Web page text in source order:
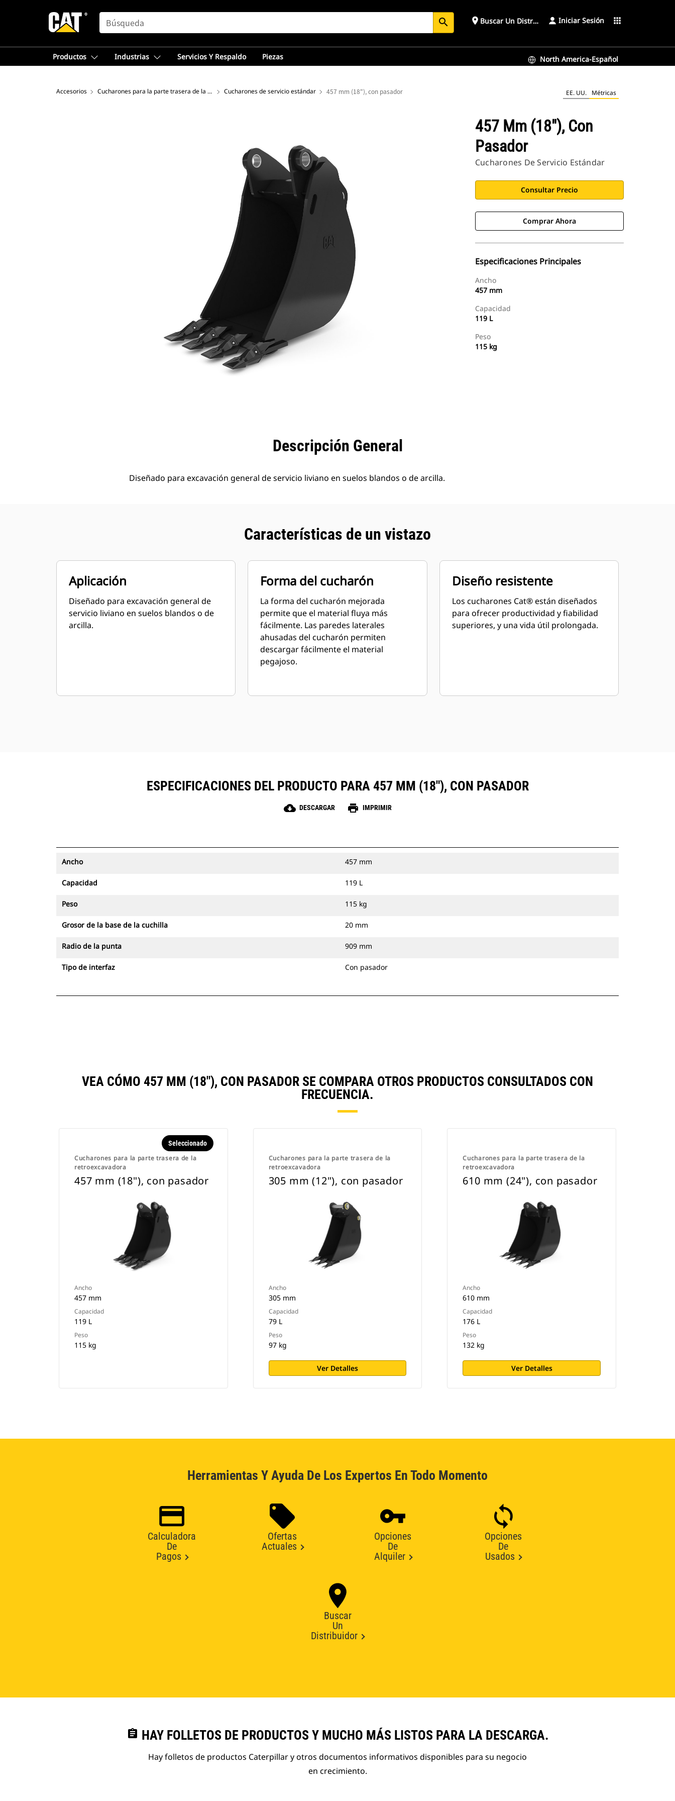
SEARCH search place Buscar Un Distribuidor Iniciar Sesión apps
Productos Industrias Servicios Y Respaldo Piezas North America-Español
Accesorios Cucharones para la parte trasera de la retroexcavadora Cucharones de servicio estándar 457 mm (18"), con pasador EE. UU. Métricas
457 Mm (18"), Con
Pasador
Cucharones De Servicio Estándar
Consultar Precio
Comprar Ahora
Especificaciones Principales
Ancho
457 mm
Capacidad
119 L
Peso
115 kg
Descripción General
Diseñado para excavación general de servicio liviano en suelos blandos o de arcilla.
Características de un vistazo
Aplicación
Diseñado para excavación general de
servicio liviano en suelos blandos o de
arcilla.
Forma del cucharón
La forma del cucharón mejorada
permite que el material fluya más
fácilmente. Las paredes laterales
ahusadas del cucharón permiten
descargar fácilmente el material
pegajoso.
Diseño resistente
Los cucharones Cat® están diseñados
para ofrecer productividad y fiabilidad
superiores, y una vida útil prolongada.
ESPECIFICACIONES DEL PRODUCTO PARA 457 MM (18"), CON PASADOR
cloud_download DESCARGAR print IMPRIMIR
Ancho 457 mm
Capacidad 119 L
Peso 115 kg
Grosor de la base de la cuchilla 20 mm
Radio de la punta 909 mm
Tipo de interfaz Con pasador
VEA CÓMO 457 MM (18"), CON PASADOR SE COMPARA OTROS PRODUCTOS CONSULTADOS CON
FRECUENCIA.
Cucharones para la parte trasera de la
retroexcavadora
Seleccionado
457 mm (18"), con pasador
Ancho
457 mm
Capacidad
119 L
Peso
115 kg
Cucharones para la parte trasera de la
retroexcavadora
305 mm (12"), con pasador
Ancho
305 mm
Capacidad
79 L
Peso
97 kg
Ver Detalles
Cucharones para la parte trasera de la
retroexcavadora
610 mm (24"), con pasador
Ancho
610 mm
Capacidad
176 L
Peso
132 kg
Ver Detalles
Herramientas Y Ayuda De Los Expertos En Todo Momento
Calculadora
De
Pagos
Ofertas
Actuales
Opciones
De
Alquiler
Opciones
De
Usados
Buscar
Un
Distribuidor
assignment HAY FOLLETOS DE PRODUCTOS Y MUCHO MÁS LISTOS PARA LA DESCARGA.
Hay folletos de productos Caterpillar y otros documentos informativos disponibles para su negocio
en crecimiento.